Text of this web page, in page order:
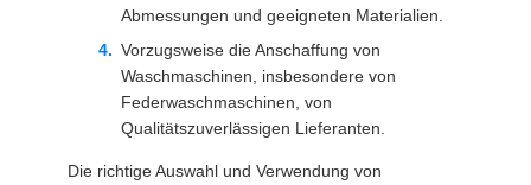
Abmessungen und geeigneten Materialien.
Vorzugsweise die Anschaffung von
Waschmaschinen, insbesondere von
Federwaschmaschinen, von
Qualitätszuverlässigen Lieferanten.
Die richtige Auswahl und Verwendung von